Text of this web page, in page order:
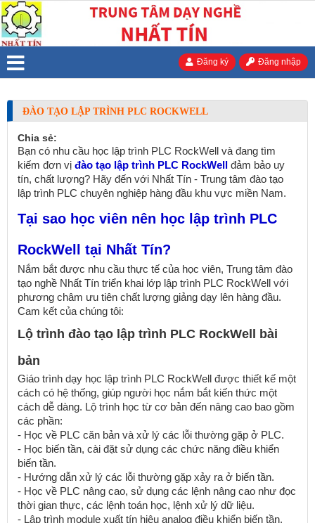
Đăng ký Đăng nhập
ĐÀO TẠO LẬP TRÌNH PLC ROCKWELL
Chia sẻ:
Bạn có nhu cầu học lập trình PLC RockWell và đang tìm
kiếm đơn vị đào tạo lập trình PLC RockWell
đảm bảo uy
tín, chất lượng? Hãy đến với Nhất Tín - Trung tâm đào tạo
lập trình PLC chuyên nghiệp hàng đầu khu vực miền Nam.
Tại sao học viên nên học lập trình PLC
RockWell tại Nhất Tín?
Nắm bắt được nhu cầu thực tế của học viên, Trung tâm đào
tạo nghề Nhất Tín triển khai lớp lập trình PLC RockWell với
phương châm ưu tiên chất lượng giảng dạy lên hàng đầu.
Cam kết của chúng tôi:
Lộ trình đào tạo lập trình PLC RockWell bài
bản
Giáo trình dạy học lập trình PLC RockWell được thiết kế một
cách có hệ thống, giúp người học nắm bắt kiến thức một
cách dễ dàng. Lộ trình học từ cơ bản đến nâng cao bao gồm
các phần:
- Học về PLC căn bản và xử lý các lỗi thường gặp ở PLC.
- Học biến tần, cài đặt sử dụng các chức năng điều khiển
biến tần.
- Hướng dẫn xử lý các lỗi thường gặp xảy ra ở biến tần.
- Học về PLC nâng cao, sử dụng các lệnh nâng cao như đọc
thời gian thực, các lệnh toán học, lệnh xử lý dữ liệu.
- Lập trình module xuất tín hiệu analog điều khiển biến tần.